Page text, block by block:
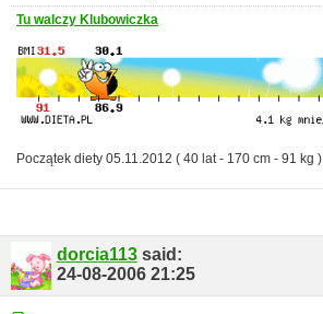
Tu walczy Klubowiczka
Początek diety 05.11.2012 ( 40 lat - 170 cm - 91 kg )
dorcia113said:
24-08-2006 21:25